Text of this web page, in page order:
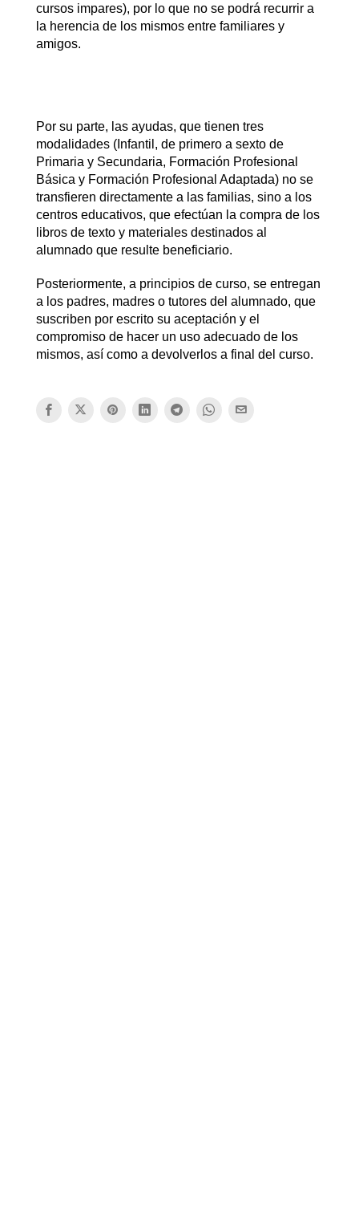
cursos impares), por lo que no se podrá recurrir a
la herencia de los mismos entre familiares y
amigos.
Por su parte, las ayudas, que tienen tres
modalidades (Infantil, de primero a sexto de
Primaria y Secundaria, Formación Profesional
Básica y Formación Profesional Adaptada) no se
transfieren directamente a las familias, sino a los
centros educativos, que efectúan la compra de los
libros de texto y materiales destinados al
alumnado que resulte beneficiario.
Posteriormente, a principios de curso, se entregan
a los padres, madres o tutores del alumnado, que
suscriben por escrito su aceptación y el
compromiso de hacer un uso adecuado de los
mismos, así como a devolverlos a final del curso.